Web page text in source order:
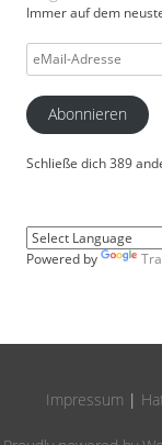
Immer auf dem
eMail-
Adresse
Abonnieren
Schließe dich 389
Powered by
Impressum |